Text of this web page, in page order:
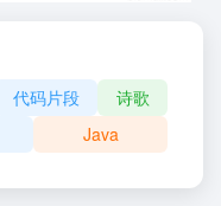
代码片段
诗歌
Java